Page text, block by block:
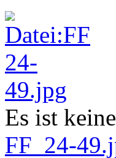
Es ist
FF_24-